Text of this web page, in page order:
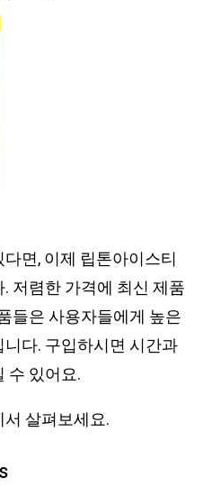
면, 이제 립톤아이스티
저렴한 가격에 최신 제품
들은 사용자들에게 높은
다. 구입하시면 시간과
수 있어요.
살펴보세요.